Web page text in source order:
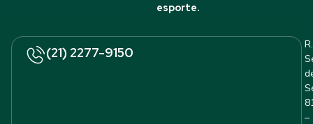
esporte.
(21) 2277-9150
R.
–